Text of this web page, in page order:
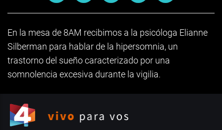
En la mesa de 8AM recibimos a la psicóloga Elianne
Silberman para hablar de la hipersomnia, un
trastorno del sueño caracterizado por una
somnolencia excesiva durante la vigilia.